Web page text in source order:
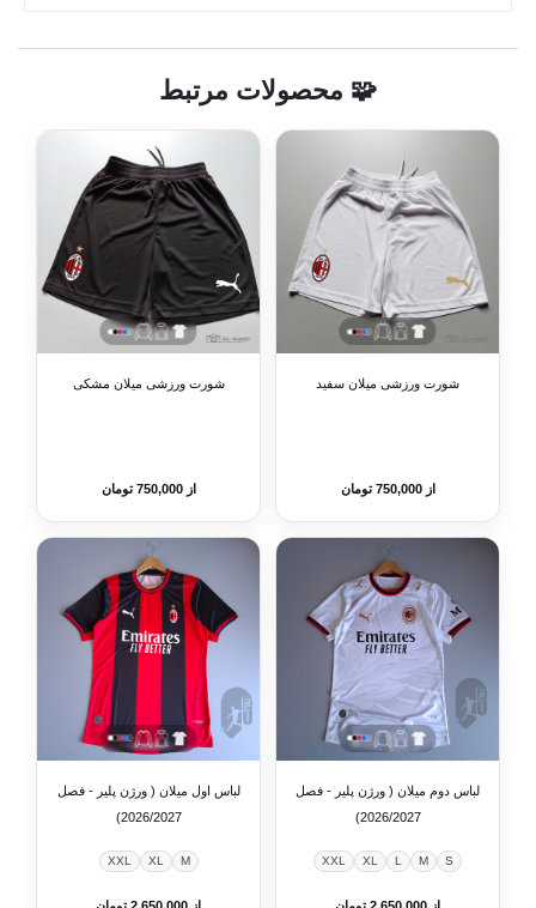
🧩 محصولات مرتبط
شورت ورزشی میلان سفید
از 750,000 تومان
شورت ورزشی میلان مشکی
از 750,000 تومان
لباس دوم میلان ( ورژن پلیر - فصل
2026/2027)
S
M
L
XL
XXL
از 2,650,000 تومان
لباس اول میلان ( ورژن پلیر - فصل
2026/2027)
M
XL
XXL
از 2,650,000 تومان